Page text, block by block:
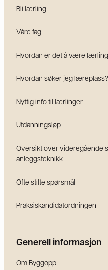
Bli lærling
Våre fag
Hvordan er det å være
Hvordan søker jeg læreplass?
Nyttig info til lærlinger
Utdanningsløp
Oversikt over videregående
anleggsteknikk
Ofte stilte spørsmål
Praksiskandidatordningen
Generell informasjon
Om Byggopp